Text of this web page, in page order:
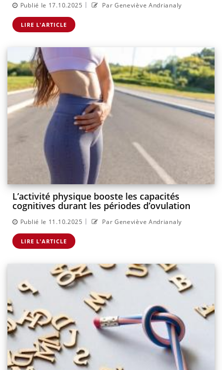
Publié le 17.10.2025 | Par Geneviève Andrianaly
LIRE L'ARTICLE
L’activité physique booste les capacités
cognitives durant les périodes d’ovulation
Publié le 11.10.2025 | Par Geneviève Andrianaly
LIRE L'ARTICLE